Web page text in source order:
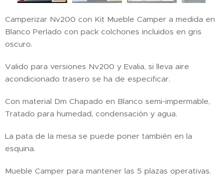
Camperizar Nv200 con Kit Mueble Camper a medida en
Blanco Perlado con pack colchones incluidos en gris
oscuro.
Valido para versiones Nv200 y Evalia, si lleva aire
acondicionado trasero se ha de especificar.
Con material Dm Chapado en Blanco semi-impermable,
Tratado para humedad, condensación y agua.
La pata de la mesa se puede poner también en la
esquina.
Mueble Camper para mantener las 5 plazas operativas.